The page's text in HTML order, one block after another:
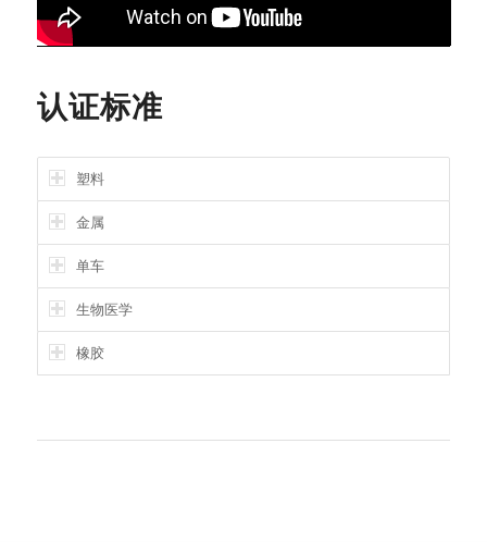
认证标准
塑料
金属
单车
生物医学
橡胶